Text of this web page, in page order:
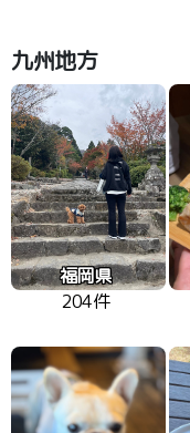
九州地方
福岡県
204件